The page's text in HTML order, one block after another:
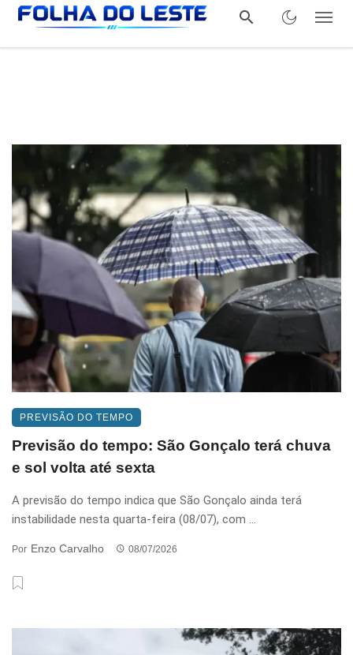
PREVISÃO DO TEMPO
Previsão do tempo: São Gonçalo terá chuva
e sol volta até sexta
A previsão do tempo indica que São Gonçalo ainda terá
instabilidade nesta quarta-feira (08/07), com ...
Por Enzo Carvalho 08/07/2026